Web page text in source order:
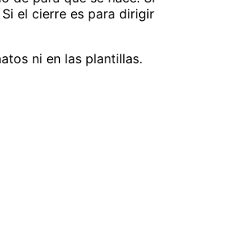
el cierre es para dirigir
ni en las plantillas.